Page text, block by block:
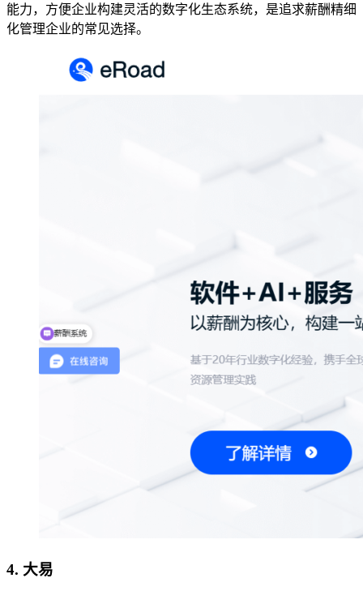
能力，方便企业构建灵活的数字化生态系统，是追求薪酬精细
化管理企业的常见选择。
4. 大易